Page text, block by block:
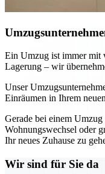
Ein Umzug ist immer mit
Lagerung – wir
Unser
Einräumen in Ihrem
Gerade bei einem
Wohnungswechsel oder
Ihr neues Zuhause zu
Wir sind für Sie da